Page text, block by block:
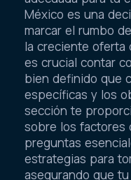
México es una
marcar el rumbo
la creciente oferta
es crucial contar
bien definido que
específicas y los
sección te
sobre los factores
preguntas
estrategias para
asegurando que